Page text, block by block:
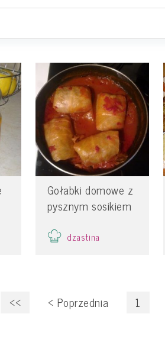
Gołabki domowe z
pysznym sosikiem
dzastina
<< < Poprzednia 1